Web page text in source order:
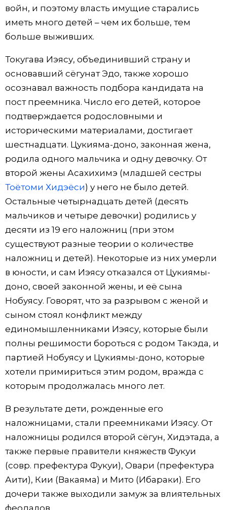
войн, и поэтому власть имущие старались
иметь много детей – чем их больше, тем
больше выживших.
Токугава Иэясу, объединивший страну и
основавший сёгунат Эдо, также хорошо
осознавал важность подбора кандидата на
пост преемника. Число его детей, которое
подтверждается родословными и
историческими материалами, достигает
шестнадцати. Цукияма-доно, законная жена,
родила одного мальчика и одну девочку. От
второй жены Асахихимэ (младшей сестры
Тоётоми Хидэёси) у него не было детей.
Остальные четырнадцать детей (десять
мальчиков и четыре девочки) родились у
десяти из 19 его наложниц (при этом
существуют разные теории о количестве
наложниц и детей). Некоторые из них умерли
в юности, и сам Иэясу отказался от Цукиямы-
доно, своей законной жены, и её сына
Нобуясу. Говорят, что за разрывом с женой и
сыном стоял конфликт между
единомышленниками Иэясу, которые были
полны решимости бороться с родом Такэда, и
партией Нобуясу и Цукиямы-доно, которые
хотели примириться этим родом, вражда с
которым продолжалась много лет.
В результате дети, рожденные его
наложницами, стали преемниками Иэясу. От
наложницы родился второй сёгун, Хидэтада, а
также первые правители княжеств Фукуи
(совр. префектура Фукуи), Овари (префектура
Аити), Кии (Вакаяма) и Мито (Ибараки). Его
дочери также выходили замуж за влиятельных